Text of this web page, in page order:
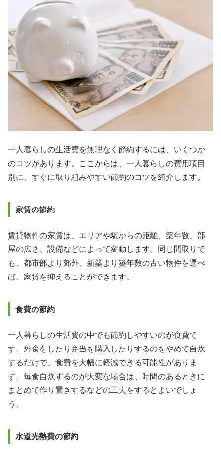
一人暮らしの生活費を無理なく節約するには、いくつか
のコツがあります。ここからは、一人暮らしの費用項目
別に、すぐに取り組みやすい節約のコツを紹介します。
家賃の節約
賃貸物件の家賃は、エリアや駅からの距離、築年数、部
屋の広さ、設備などによって変動します。同じ間取りで
も、都市部より郊外、新築より築年数の古い物件を選べ
ば、家賃を抑えることができます。
食費の節約
一人暮らしの生活費の中でも節約しやすいのが食費で
す。外食をしたり弁当を購入したりするのをやめて自炊
するだけで、食費を大幅に軽減できる可能性がありま
す。毎食自炊するのが大変な場合は、時間のあるときに
まとめて作り置きするなどの工夫をするとよいでしょ
う。
水道光熱費の節約